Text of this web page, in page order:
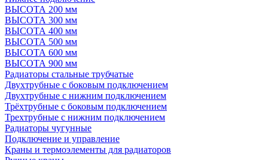
ВЫСОТА 200 мм
ВЫСОТА 300 мм
ВЫСОТА 400 мм
ВЫСОТА 500 мм
ВЫСОТА 600 мм
ВЫСОТА 900 мм
Радиаторы стальные трубчатые
Двухтрубные с боковым подключением
Двухтрубные с нижним подключением
Трёхтрубные с боковым подключением
Трехтрубные с нижним подключением
Радиаторы чугунные
Подключение и управление
Краны и термоэлементы для радиаторов